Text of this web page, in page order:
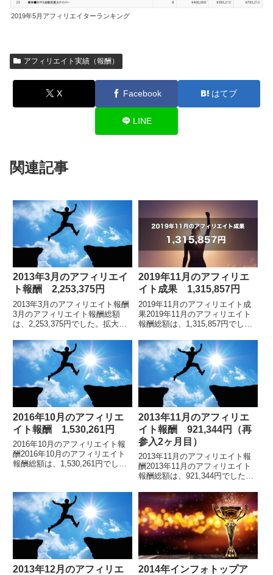
2019年5月アフィリエイターランキング
アフィリエイト実績（報酬）
X Facebook はてブ
LINE
関連記事
2013年3月のアフィリエイ
ト報酬 2,253,375円
2013年3月のアフィリエイト報酬
3月のアフィリエイト報酬総額
は、2,253,375円でした。拡大画
がりましたが、3月はまた盛り返
しました。これまでの報酬額推移
です。20...
2019年11月のアフィリエ
イト成果 1,315,857円
2019年11月のアフィリエイト成
果2019年11月のアフィリエイト
報酬総額は、1,315,857円でし
ンフォトップ管理画面のフォーマ
ットが変わりました。アフィリエ
イ...
2016年10月のアフィリエ
イト報酬 1,530,261円
2016年10月のアフィリエイト報
酬2016年10月のアフィリエイト
報酬総額は、1,530,261円でし
こちら。アフィリエイトをスター
トして...
2013年11月のアフィリエ
イト報酬 921,344円（再
参入2ヶ月目）
2013年11月のアフィリエイト報
酬2013年11月のアフィリエイト
報酬総額は、921,344円でした。
調に報酬額が伸びている2013年
10月から心機一転、新しいサイ
トを...
2013年12月のアフィリエ
2014年インフォトップア